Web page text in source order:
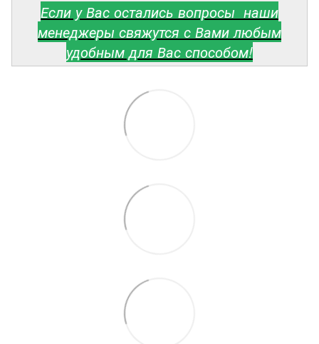
Если у Вас остались вопросы наши
менеджеры свяжутся с Вами любым
удобным для Вас способом!